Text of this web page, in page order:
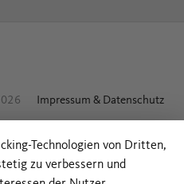
Impressum & Datenschutz
Technologien von Dritten,
zu verbessern und